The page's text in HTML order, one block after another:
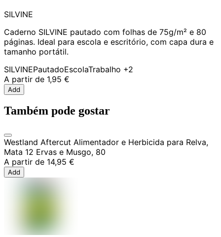
SILVINE
Caderno SILVINE pautado com folhas de 75g/m² e 80
páginas. Ideal para escola e escritório, com capa dura e
tamanho portátil.
SILVINEPautadoEscolaTrabalho +2
A partir de 1,95 €
Add
Também pode gostar
Westland Aftercut Alimentador e Herbicida para Relva,
Mata 12 Ervas e Musgo, 80
A partir de 14,95 €
Add